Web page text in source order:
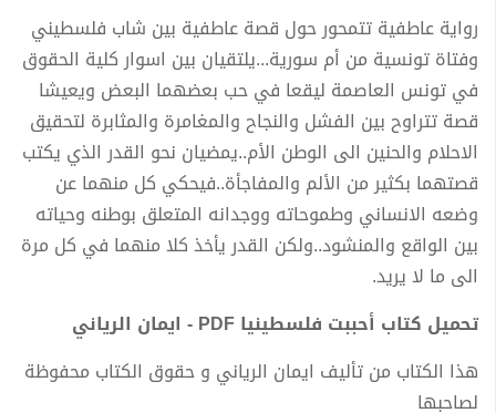
رواية عاطفية تتمحور حول قصة عاطفية بين شاب فلسطيني
وفتاة تونسية من أم سورية...يلتقيان بين اسوار كلية الحقوق
في تونس العاصمة ليقعا في حب بعضهما البعض ويعيشا
قصة تتراوح بين الفشل والنجاح والمغامرة والمثابرة لتحقيق
الاحلام والحنين الى الوطن الأم..يمضيان نحو القدر الذي يكتب
قصتهما بكثير من الألم والمفاجأة..فيحكي كل منهما عن
وضعه الانساني وطموحاته ووجدانه المتعلق بوطنه وحياته
بين الواقع والمنشود..ولكن القدر يأخذ كلا منهما في كل مرة
الى ما لا يريد.
تحميل كتاب أحببت فلسطينيا PDF - ايمان الرياني
هذا الكتاب من تأليف ايمان الرياني و حقوق الكتاب محفوظة
لصاحبها